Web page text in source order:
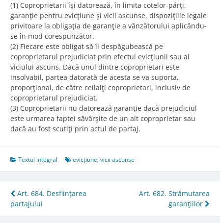
(1) Coproprietarii îşi datorează, în limita cotelor-părţi,
garanţie pentru evicţiune şi vicii ascunse, dispoziţiile legale
privitoare la obligaţia de garanţie a vânzătorului aplicându-
se în mod corespunzător.
(2) Fiecare este obligat să îl despăgubească pe
coproprietarul prejudiciat prin efectul evicţiunii sau al
viciului ascuns. Dacă unul dintre coproprietari este
insolvabil, partea datorată de acesta se va suporta,
proporţional, de către ceilalţi coproprietari, inclusiv de
coproprietarul prejudiciat.
(3) Coproprietarii nu datorează garanţie dacă prejudiciul
este urmarea faptei săvârşite de un alt coproprietar sau
dacă au fost scutiţi prin actul de partaj.
Textul integral evicțiune,vicii ascunse
Post
navigation
Art. 684. Desfiinţarea
partajului
Art. 682. Strămutarea
garanţiilor